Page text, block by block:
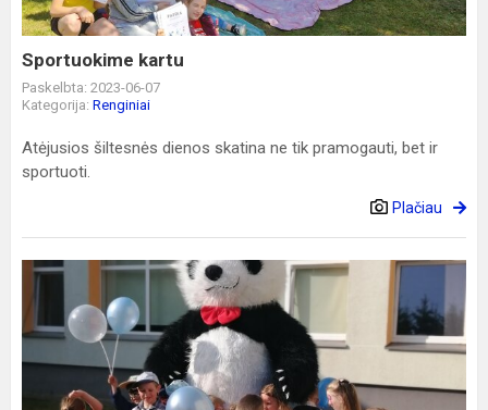
Sportuokime kartu
Paskelbta: 2023-06-07
Kategorija: Renginiai
Atėjusios šiltesnės dienos skatina ne tik pramogauti, bet ir
sportuoti.
Plačiau
Lik
darželi!